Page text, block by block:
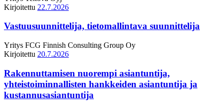
Kirjoitettu 22.7.2026
Vastuusuunnittelija, tietomallintava suunnittelija
Yritys FCG Finnish Consulting Group Oy
Kirjoitettu 20.7.2026
Rakennuttamisen nuorempi asiantuntija,
yhteistoiminnallisten hankkeiden asiantuntija ja
kustannusasiantuntija